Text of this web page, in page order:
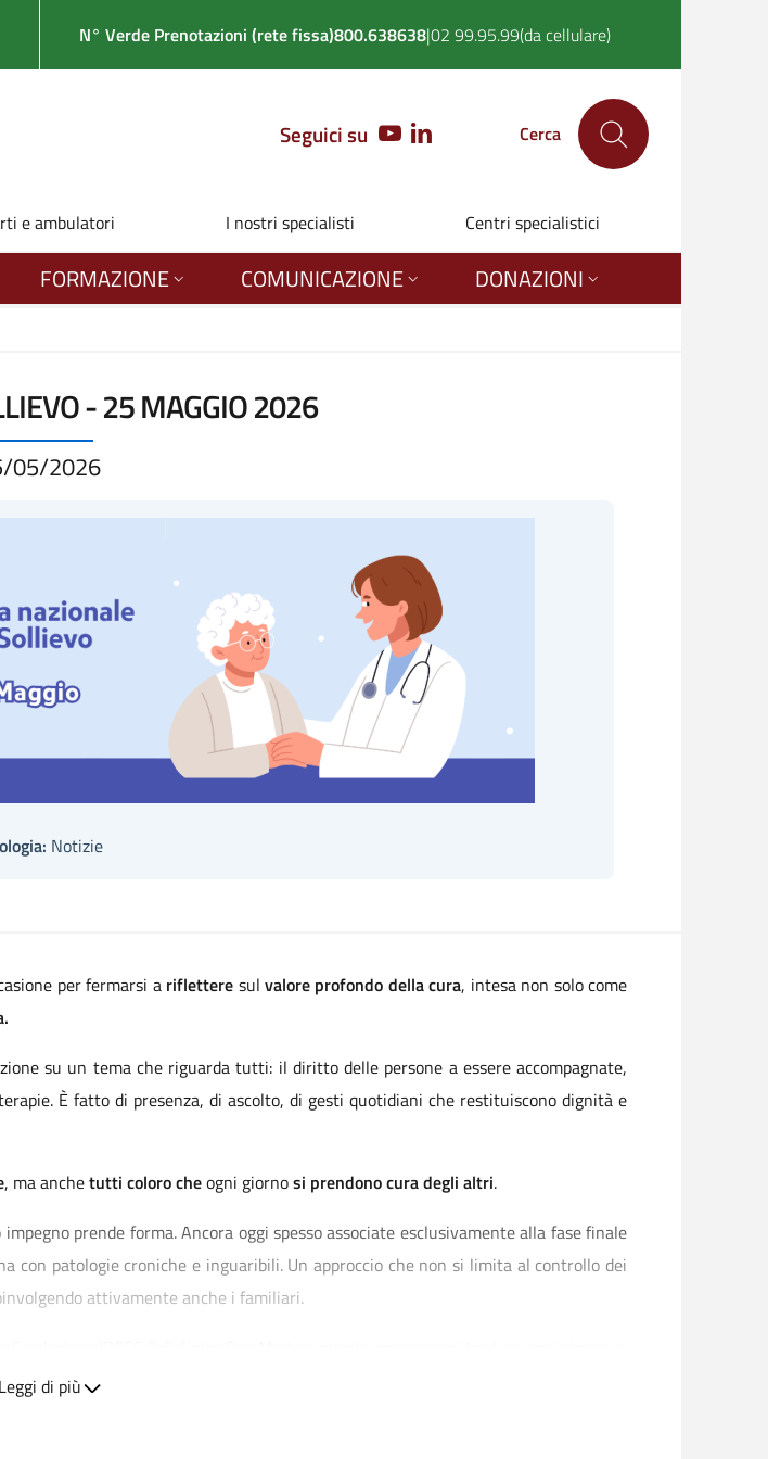
N° Verde Prenotazioni (rete fissa)800.638638|02 99.95.99(da cellulare)
Seguici su YOUTUBELINKEDIN Cerca
e ambulatori I nostri specialisti Centri specialistici
FORMAZIONE COMUNICAZIONE DONAZIONI
- 25 MAGGIO 2026
05/2026
Notizie
per fermarsi a riflettere sul valore profondo della cura, intesa non solo come
su un tema che riguarda tutti: il diritto delle persone a essere accompagnate,
È fatto di presenza, di ascolto, di gesti quotidiani che restituiscono dignità e
, ma anchetutti colorocheogni giornosi prendono cura degli altri.
prende forma. Ancora oggi spesso associate esclusivamente alla fase finale
con patologie croniche e inguaribili. Un approccio che non si limita al controllo dei
attivamente anche i familiari.
competenze diverse operano insieme per garantire un’assistenza attenta,
Leggi di più